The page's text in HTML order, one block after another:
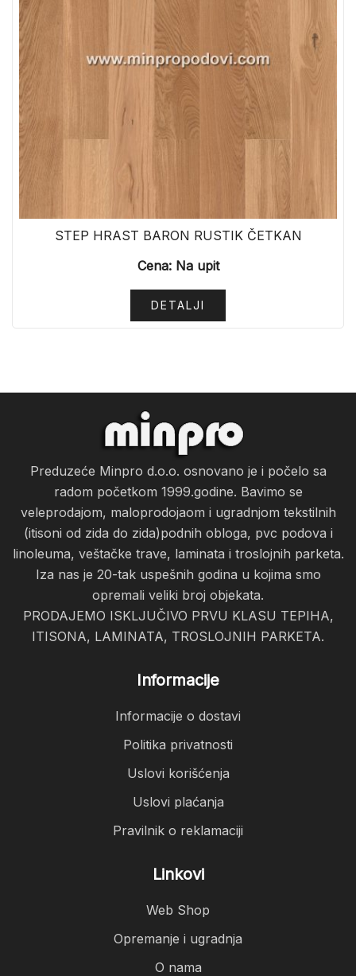
STEP HRAST BARON RUSTIK ČETKAN
Cena: Na upit
DETALJI
Preduzeće Minpro d.o.o. osnovano je i počelo sa
radom početkom 1999.godine. Bavimo se
veleprodajom, maloprodojaom i ugradnjom tekstilnih
(itisoni od zida do zida)podnih obloga, pvc podova i
linoleuma, veštačke trave, laminata i troslojnih parketa.
Iza nas je 20-tak uspešnih godina u kojima smo
opremali veliki broj objekata.
PRODAJEMO ISKLJUČIVO PRVU KLASU TEPIHA,
ITISONA, LAMINATA, TROSLOJNIH PARKETA.
Informacije
Informacije o dostavi
Politika privatnosti
Uslovi korišćenja
Uslovi plaćanja
Pravilnik o reklamaciji
Linkovi
Web Shop
Opremanje i ugradnja
O nama